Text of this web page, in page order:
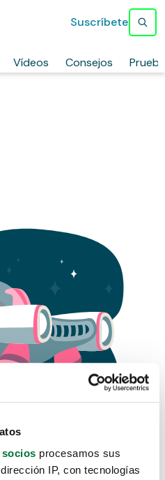
socios procesamos sus
IP, con tecnologías
Vídeos Consejos
Suscríbete